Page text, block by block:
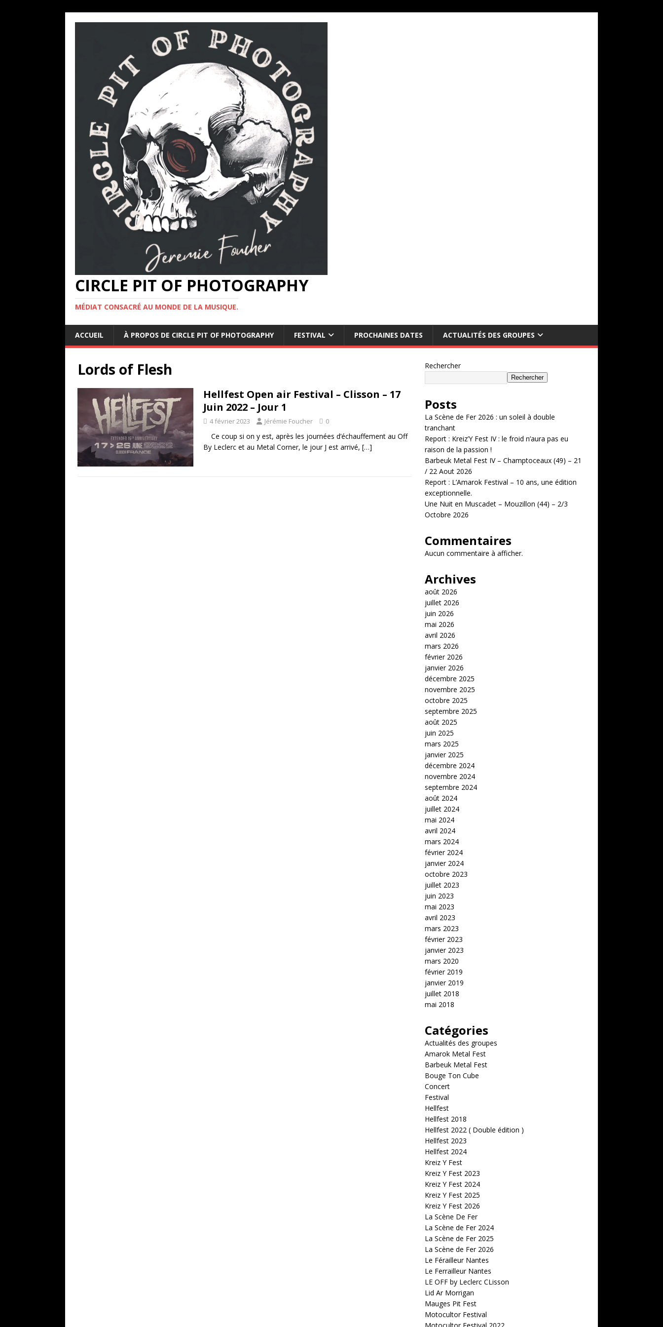
CIRCLE PIT OF PHOTOGRAPHY
MÉDIAT CONSACRÉ AU MONDE DE LA MUSIQUE.
ACCUEIL À PROPOS DE CIRCLE PIT OF PHOTOGRAPHY FESTIVAL PROCHAINES DATES ACTUALITÉS DES GROUPES
Lords of Flesh
Hellfest Open air Festival – Clisson – 17
Juin 2022 – Jour 1
4 février 2023 Jérémie Foucher 0
Ce coup si on y est, après les journées d’échauffement au Off
By Leclerc et au Metal Corner, le jour J est arrivé, […]
Rechercher
Rechercher
Posts
La Scène de Fer 2026 : un soleil à double
tranchant
Report : Kreiz’Y Fest IV : le froid n’aura pas eu
raison de la passion !
Barbeuk Metal Fest IV – Champtoceaux (49) – 21
/ 22 Aout 2026
Report : L’Amarok Festival – 10 ans, une édition
exceptionnelle.
Une Nuit en Muscadet – Mouzillon (44) – 2/3
Octobre 2026
Commentaires
Aucun commentaire à afficher.
Archives
août 2026
juillet 2026
juin 2026
mai 2026
avril 2026
mars 2026
février 2026
janvier 2026
décembre 2025
novembre 2025
octobre 2025
septembre 2025
août 2025
juin 2025
mars 2025
janvier 2025
décembre 2024
novembre 2024
septembre 2024
août 2024
juillet 2024
mai 2024
avril 2024
mars 2024
février 2024
janvier 2024
octobre 2023
juillet 2023
juin 2023
mai 2023
avril 2023
mars 2023
février 2023
janvier 2023
mars 2020
février 2019
janvier 2019
juillet 2018
mai 2018
Catégories
Actualités des groupes
Amarok Metal Fest
Barbeuk Metal Fest
Bouge Ton Cube
Concert
Festival
Hellfest
Hellfest 2018
Hellfest 2022 ( Double édition )
Hellfest 2023
Hellfest 2024
Kreiz Y Fest
Kreiz Y Fest 2023
Kreiz Y Fest 2024
Kreiz Y Fest 2025
Kreiz Y Fest 2026
La Scène De Fer
La Scène de Fer 2024
La Scène de Fer 2025
La Scène de Fer 2026
Le Férailleur Nantes
Le Ferrailleur Nantes
LE OFF by Leclerc CLisson
Lid Ar Morrigan
Mauges Pit Fest
Motocultor Festival